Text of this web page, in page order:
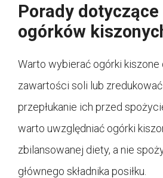
Porady
ogórków
Warto wybierać ogórki kiszone
zawartości soli lub
przepłukanie ich przed
warto uwzględniać ogórki
zbilansowanej diety, a nie
głównego składnika posiłku.